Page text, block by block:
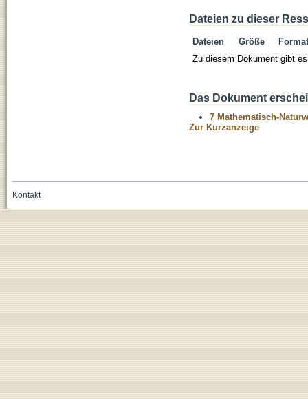
Dateien zu dieser
Dateien Größe
Format
Zu diesem Dokument gibt
Das Dokument
7 Mathematisch-
Zur Kurzanzeige
Kontakt